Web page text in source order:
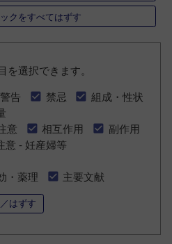
クをすべてはずす
選択できます。
警告 禁忌
組成・性状
意 相互作用
副作用
意 - 妊産婦等
・薬理 主要文献
はずす